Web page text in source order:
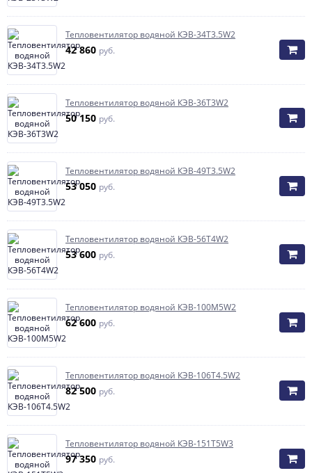
Тепловентилятор водяной КЭВ-34T3.5W2
42 860 руб.
Тепловентилятор водяной КЭВ-36T3W2
50 150 руб.
Тепловентилятор водяной КЭВ-49T3.5W2
53 050 руб.
Тепловентилятор водяной КЭВ-56T4W2
53 600 руб.
Тепловентилятор водяной КЭВ-100М5W2
62 600 руб.
Тепловентилятор водяной КЭВ-106T4.5W2
82 500 руб.
Тепловентилятор водяной КЭВ-151T5W3
97 350 руб.